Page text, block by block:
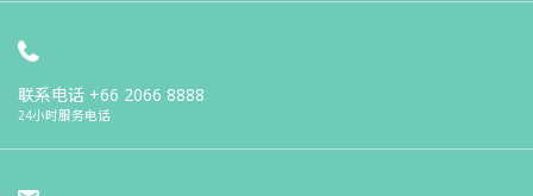
联系电话 +66 2066 8888
24小时服务电话